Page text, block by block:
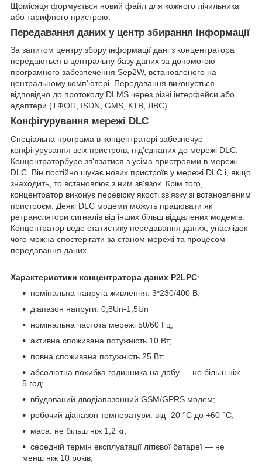
Щомісяця формується новий файл для кожного лічильника
або тарифного пристрою.
Передавання даних у центр збирання інформації
За запитом центру збору інформації дані з концентратора
передаються в центральну базу даних за допомогою
програмного забезпечення Sep2W, встановленого на
центральному комп'ютері. Передавання виконується
відповідно до протоколу DLMS через різні інтерфейси або
адаптери (ТФОП, ISDN, GMS, КТВ, ЛВС).
Конфігурування мережі DLC
Спеціальна програма в концентраторі забезпечує
конфігурування всіх пристроїв, під'єднаних до мережі DLC.
Концентраторбуре зв'язатися з усіма пристроями в мережі
DLC. Він постійно шукає нових пристроїв у мережі DLC і, якщо
знаходить, то встановлює з ним зв'язок. Крім того,
концентратор виконує перевірку якості зв'язку зі встановленим
пристроєм. Деякі DLC модеми можуть працювати як
ретранслятори сигналів від інших більш віддалених модемів.
Концентратор веде статистику передавання даних, унаслідок
чого можна спостерігати за станом мережі та процесом
передавання даних.
Характеристики концентратора даних P2LPC:
номінальна напруга живлення: 3*230/400 B;
діапазон напруги: 0,8Un-1,5Un
номінальна частота мережі 50/60 Гц;
активна споживана потужність 10 Вт;
повна споживана потужність 25 Вт;
абсолютна похибка годинника на добу — не більш ніж
5 год;
вбудований дводіапазонний GSM/GPRS модем;
робочий діапазон температури: від -20 °C до +60 °C;
маса: не більш ніж 1,2 кг;
середній термін експлуатації літієвої батареї — не
менш ніж 10 років;